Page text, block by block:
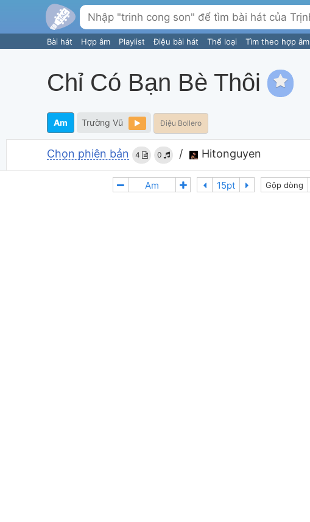
Bài hát Hợp âm Playlist Điệu bài hát Thể loại Tìm theo hợp âm
Chỉ Có Bạn Bè Thôi
Am Trường Vũ Điệu Bollero
Chọn phiên bản 4 0 / Hitonguyen
Gộp dòng